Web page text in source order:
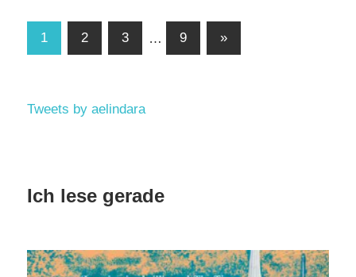
Beitragsnavigation
1 2 3 … 9
Nächste
»
Tweets by aelindara
Ich lese gerade